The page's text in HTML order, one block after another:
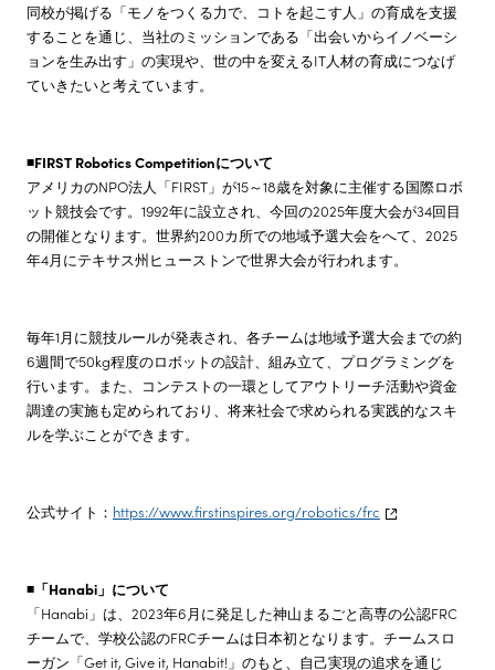
同校が掲げる「モノをつくる力で、コトを起こす人」の育成を支援
することを通じ、当社のミッションである「出会いからイノベーシ
ョンを生み出す」の実現や、世の中を変えるIT人材の育成につなげ
ていきたいと考えています。
◾️FIRST Robotics Competitionについて
アメリカのNPO法人「FIRST」が15～18歳を対象に主催する国際ロボ
ット競技会です。1992年に設立され、今回の2025年度大会が34回目
の開催となります。世界約200カ所での地域予選大会をへて、2025
年4月にテキサス州ヒューストンで世界大会が行われます。
毎年1月に競技ルールが発表され、各チームは地域予選大会までの約
6週間で50kg程度のロボットの設計、組み立て、プログラミングを
行います。また、コンテストの一環としてアウトリーチ活動や資金
調達の実施も定められており、将来社会で求められる実践的なスキ
ルを学ぶことができます。
公式サイト： https://www.firstinspires.org/robotics/frc
◾️「Hanabi」について
「Hanabi」は、2023年6月に発足した神山まるごと高専の公認FRC
チームで、学校公認のFRCチームは日本初となります。チームスロ
ーガン「Get it, Give it, Hanabit!」のもと、自己実現の追求を通じ